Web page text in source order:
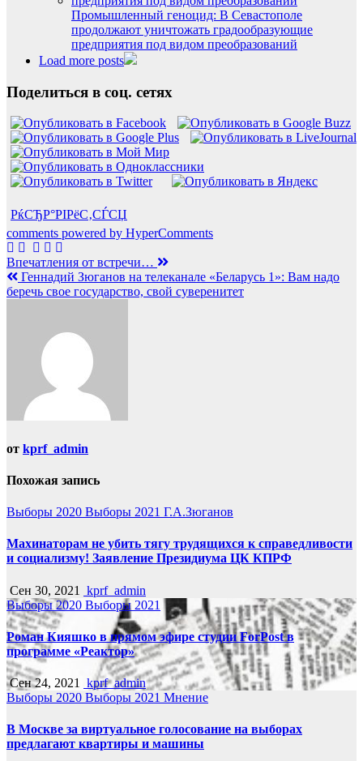
Промышленный геноцид: В Севастополе
продолжают уничтожать градообразующие
предприятия под видом преобразований
Load more posts
Поделиться в соц. сетях
РќСЂР°РІРёС‚СЃСЏ
comments powered by HyperComments
Навигация
по
Впечатления от встречи…
Геннадий Зюганов на телеканале «Беларусь 1»: Вам надо
беречь свое государство, свой суверенитет
от kprf_admin
Похожая запись
Выборы 2020 Выборы 2021 Г.А.Зюганов
Махинаторам не убить тягу трудящихся к справедливости
и социализму! Заявление Президиума ЦК КПРФ
Сен 30, 2021
kprf_admin
Выборы 2020 Выборы 2021
Роман Кияшко в прямом эфире студии ForPost в
программе «Реактор»
Сен 24, 2021
kprf_admin
Выборы 2020 Выборы 2021 Мнение
В Москве за виртуальное голосование на выборах
предлагают квартиры и машины